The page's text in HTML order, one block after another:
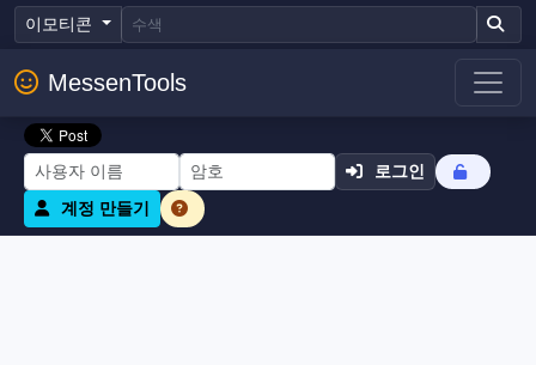
이모티콘
MessenTools
로그인
계정 만들기